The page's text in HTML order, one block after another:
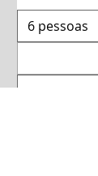
6 pessoas